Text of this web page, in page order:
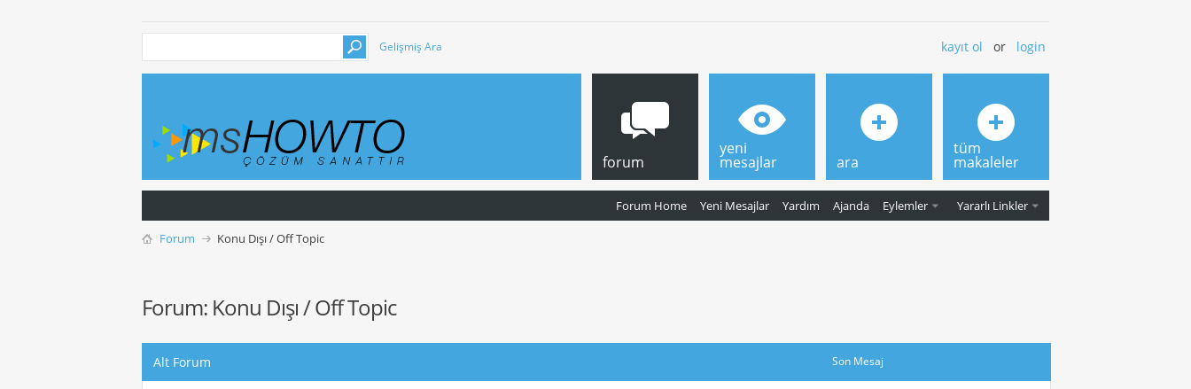
Gelişmiş Ara kayıt ol or login
forum
Forum Home Yeni Mesajlar Yardım Ajanda Eylemler Yararlı Linkler
yeni
mesajlar ara
tüm
makaleler
Forum Konu Dışı / Off Topic
Forum: Konu Dışı / Off Topic
Alt Forum Son Mesaj